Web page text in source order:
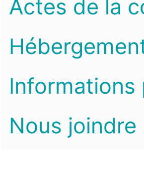
Actes de la
Informations
Nous joindre